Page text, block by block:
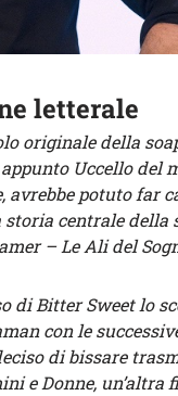
letterale
originale della
Uccello del
avrebbe potuto far
centrale della
– Le Ali del
di Bitter Sweet lo
con le
di bissare
e Donne, un’altra